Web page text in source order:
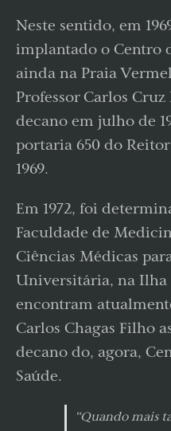
Neste sentido, em
implantado o Centro
ainda na Praia
Professor Carlos
decano em julho de
portaria 650 do
1969.
Em 1972, foi
Faculdade de
Ciências Médicas
Universitária, na Ilha
encontram
Carlos Chagas Filho
decano do, agora,
Saúde.
“Quando mais